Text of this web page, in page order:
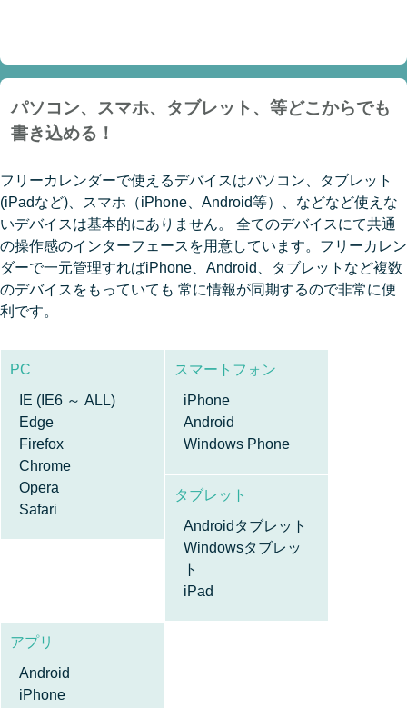
パソコン、スマホ、タブレット、等どこからでも
書き込める！
フリーカレンダーで使えるデバイスはパソコン、タブレット
(iPadなど)、スマホ（iPhone、Android等）、などなど使えな
いデバイスは基本的にありません。 全てのデバイスにて共通
の操作感のインターフェースを用意しています。フリーカレン
ダーで一元管理すればiPhone、Android、タブレットなど複数
のデバイスをもっていても 常に情報が同期するので非常に便
利です。
PC
IE (IE6 ～ ALL)
Edge
Firefox
Chrome
Opera
Safari
スマートフォン
iPhone
Android
Windows Phone
タブレット
Androidタブレット
Windowsタブレッ
ト
iPad
アプリ
Android
iPhone